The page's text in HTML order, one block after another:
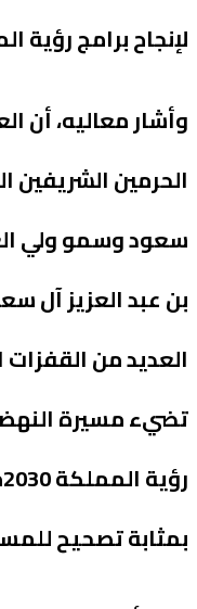
لإنجاح برامج رؤية
وأشار معاليه، أن
الحرمين الشريفين
سعود وسمو ولي
بن عبد العزيز آل
العديد من القفزات
تضيء مسيرة
بمثابة تصحيح